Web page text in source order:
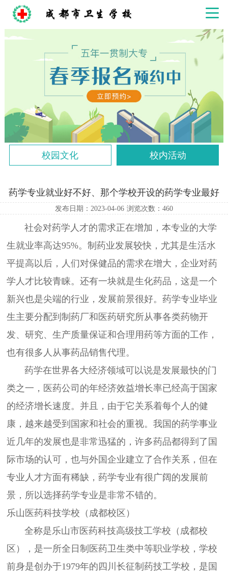
校园文化 校内活动
药学专业就业好不好、那个学校开设的药学专业最好
发布日期：2023-04-06 浏览次数：460
社会对药学人才的需求正在增加，本专业的大学
生就业率高达95%。制药业发展较快，尤其是生活水
平提高以后，人们对保健品的需求在增大，企业对药
学人才比较青睐。还有一块就是生化药品，这是一个
新兴也是尖端的行业，发展前景很好。药学专业毕业
生主要分配到制药厂和医药研究所从事各类药物开
发、研究、生产质量保证和合理用药等方面的工作，
也有很多人从事药品销售代理。
药学在世界各大经济领域可以说是发展最快的门
类之一，医药公司的年经济效益增长率已经高于国家
的经济增长速度。并且，由于它关系着每个人的健
康，越来越受到国家和社会的重视。我国的药学事业
近几年的发展也是非常迅猛的，许多药品都得到了国
际市场的认可，也与外国企业建立了合作关系，但在
专业人才方面有稀缺，药学专业有很广阔的发展前
景，所以选择药学专业是非常不错的。
乐山医药科技学校（成都校区）
全称是乐山市医药科技高级技工学校（成都校
区），是一所全日制医药卫生类中等职业学校，学校
前身是创办于1979年的四川长征制药技工学校，是国